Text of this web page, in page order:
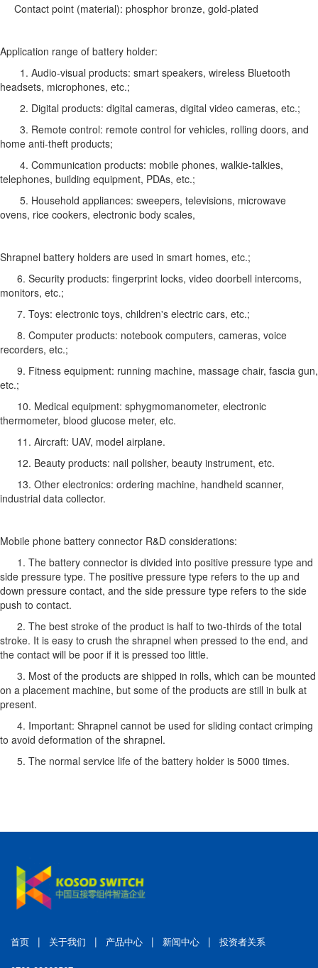
Contact point (material): phosphor bronze, gold-plated
Application range of battery holder:
1. Audio-visual products: smart speakers, wireless Bluetooth
headsets, microphones, etc.;
2. Digital products: digital cameras, digital video cameras, etc.;
3. Remote control: remote control for vehicles, rolling doors, and
home anti-theft products;
4. Communication products: mobile phones, walkie-talkies,
telephones, building equipment, PDAs, etc.;
5. Household appliances: sweepers, televisions, microwave
ovens, rice cookers, electronic body scales,
Shrapnel battery holders are used in smart homes, etc.;
6. Security products: fingerprint locks, video doorbell intercoms,
monitors, etc.;
7. Toys: electronic toys, children's electric cars, etc.;
8. Computer products: notebook computers, cameras, voice
recorders, etc.;
9. Fitness equipment: running machine, massage chair, fascia gun,
etc.;
10. Medical equipment: sphygmomanometer, electronic
thermometer, blood glucose meter, etc.
11. Aircraft: UAV, model airplane.
12. Beauty products: nail polisher, beauty instrument, etc.
13. Other electronics: ordering machine, handheld scanner,
industrial data collector.
Mobile phone battery connector R&D considerations:
1. The battery connector is divided into positive pressure type and
side pressure type. The positive pressure type refers to the up and
down pressure contact, and the side pressure type refers to the side
push to contact.
2. The best stroke of the product is half to two-thirds of the total
stroke. It is easy to crush the shrapnel when pressed to the end, and
the contact will be poor if it is pressed too little.
3. Most of the products are shipped in rolls, which can be mounted
on a placement machine, but some of the products are still in bulk at
present.
4. Important: Shrapnel cannot be used for sliding contact crimping
to avoid deformation of the shrapnel.
5. The normal service life of the battery holder is 5000 times.
首页 | 关于我们 | 产品中心 | 新闻中心 | 投资者关系